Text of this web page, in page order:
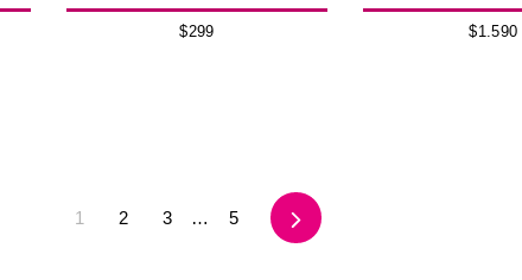
Deportivos Livianos
$299
Portátil
$1.590
1 2 3 … 5 Siguiente